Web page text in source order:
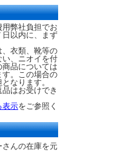
弊社負担でお
以内に、まず
、衣類、靴等の
、ニオイを付
品については
。この場合の
なります。
はお受けでき
表示をご参照く
さんの在庫を元